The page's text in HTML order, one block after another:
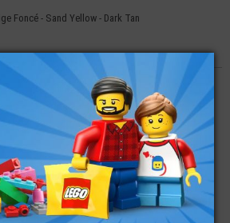
Foncé - Sand Yellow - Dark Tan
produits suivants
LEGO® BRIQUE 2X2
0,17€
LEGO® BRIQUE 1X4
CLÔTURE -
PALISSADE
0,23€